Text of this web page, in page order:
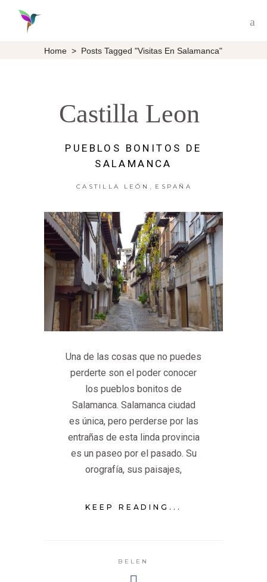
Home > Posts Tagged "visitas En Salamanca"
Castilla Leon
PUEBLOS BONITOS DE
SALAMANCA
CASTILLA LEÓN , ESPAÑA
Una de las cosas que no puedes
perderte son el poder conocer
los pueblos bonitos de
Salamanca. Salamanca ciudad
es única, pero perderse por las
entrañas de esta linda provincia
es un paseo por el pasado. Su
orografía, sus paisajes,
KEEP READING...
BELEN